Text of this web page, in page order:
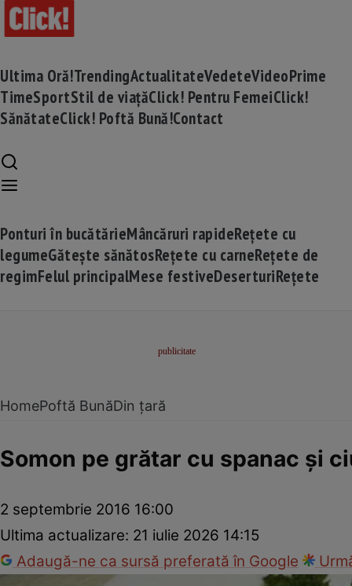
Ultima Oră!TrendingActualitateVedeteVideoPrime
TimeSportStil de viațăClick! Pentru FemeiClick!
SănătateClick! Poftă Bună!Contact
Ponturi în bucătărieMâncăruri rapideRețete cu
legumeGătește sănătosRețete cu carneRețete de
regimFelul principalMese festiveDeserturiRețete
HomePoftă BunăDin țară
Somon pe grătar cu spanac şi
2 septembrie 2016 16:00
Ultima actualizare: 21 iulie 2026 14:15
Adaugă-ne ca sursă preferată în Google